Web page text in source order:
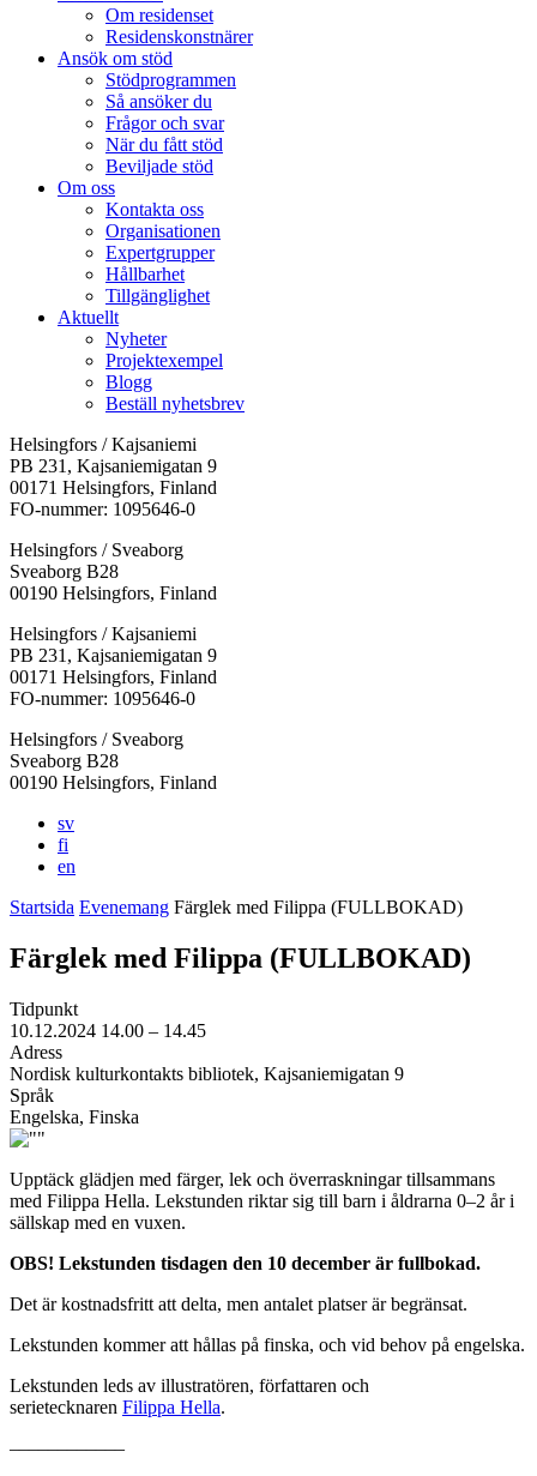
Om residenset
Residenskonstnärer
Ansök om stöd
Stödprogrammen
Så ansöker du
Frågor och svar
När du fått stöd
Beviljade stöd
Om oss
Kontakta oss
Organisationen
Expertgrupper
Hållbarhet
Tillgänglighet
Aktuellt
Nyheter
Projektexempel
Blogg
Beställ nyhetsbrev
Helsingfors / Kajsaniemi
PB 231, Kajsaniemigatan 9
00171 Helsingfors, Finland
FO-nummer: 1095646-0
Helsingfors / Sveaborg
Sveaborg B28
00190 Helsingfors, Finland
Facebook:
Öppnas
i
en
flik
Instagram:
Öppnas
i
en
flik
TikTok:
Öppnas
i
en
flik
Youtube:
Öppnas
i
en
flik
Vimeo:
Öppnas
i
en
flik
Helsingfors / Kajsaniemi
PB 231, Kajsaniemigatan 9
00171 Helsingfors, Finland
FO-nummer: 1095646-0
Helsingfors / Sveaborg
Sveaborg B28
00190 Helsingfors, Finland
sv
fi
en
Startsida Evenemang Färglek med Filippa (FULLBOKAD)
Färglek med Filippa (FULLBOKAD)
Tidpunkt
10.12.2024 14.00 – 14.45
Adress
Nordisk kulturkontakts bibliotek, Kajsaniemigatan 9
Språk
Engelska, Finska
Upptäck glädjen med färger, lek och överraskningar tillsammans
med Filippa Hella. Lekstunden riktar sig till barn i åldrarna 0–2 år i
sällskap med en vuxen.
OBS! Lekstunden tisdagen den 10 december är fullbokad.
Det är kostnadsfritt att delta, men antalet platser är begränsat.
Lekstunden kommer att hållas på finska, och vid behov på engelska.
Lekstunden leds av illustratören, författaren och
serietecknaren Filippa Hella.
––––––––––––